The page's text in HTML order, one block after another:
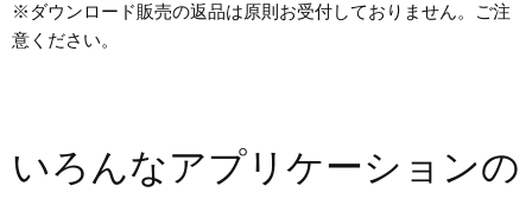
※ダウンロード販売の返品は原則お受付しておりません。ご注
意ください。
いろんなアプリケーションの